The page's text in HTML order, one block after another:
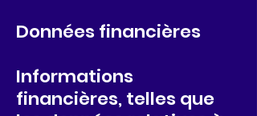
Données financières
Informations
financières, telles que